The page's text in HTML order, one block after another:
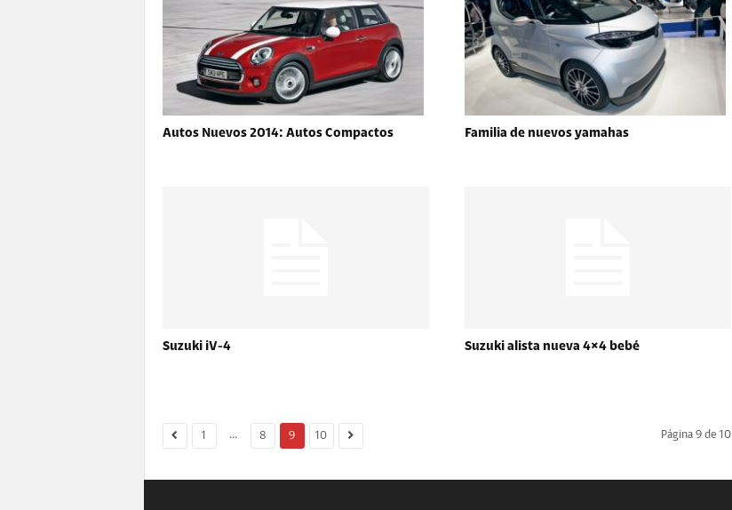
m
a
Autos Nuevos 2014: Autos Compactos Familia de nuevos yamahas
Suzuki iV-4 Suzuki alista nueva 4×4 bebé
1 ... 8 9 10 Página 9 de 10